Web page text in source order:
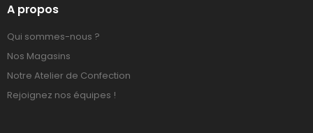
A propos
Qui sommes-nous ?
Nos Magasins
Notre Atelier de Confection
Rejoignez nos équipes !